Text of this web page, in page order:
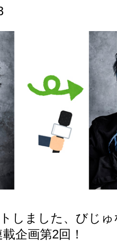
しました、びじ
企画第2回！